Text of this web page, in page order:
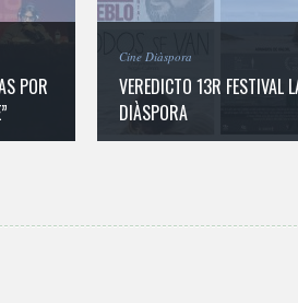
POR
Cine Diàspora
VEREDICTO 13R FESTIVAL
DIÀSPORA